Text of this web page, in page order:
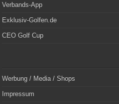
Verbands-App
Exklusiv-Golfen.de
CEO Golf Cup
Werbung / Media / Shops
Impressum